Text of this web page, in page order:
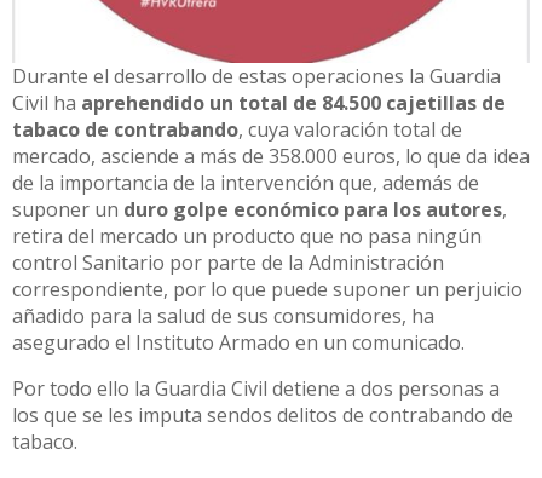
Durante el desarrollo de estas operaciones la Guardia
Civil ha aprehendido un total de 84.500 cajetillas de
tabaco de contrabando, cuya valoración total de
mercado, asciende a más de 358.000 euros, lo que da idea
de la importancia de la intervención que, además de
suponer un duro golpe económico para los autores,
retira del mercado un producto que no pasa ningún
control Sanitario por parte de la Administración
correspondiente, por lo que puede suponer un perjuicio
añadido para la salud de sus consumidores, ha
asegurado el Instituto Armado en un comunicado.
Por todo ello la Guardia Civil detiene a dos personas a
los que se les imputa sendos delitos de contrabando de
tabaco.